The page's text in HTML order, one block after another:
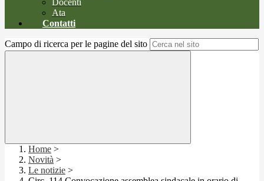
Docenti
Ata
Contatti
Campo di ricerca per le pagine del sito
Home >
Novità >
Le notizie >